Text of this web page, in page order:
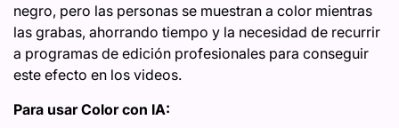
negro, pero las personas se muestran a color mientras
las grabas, ahorrando tiempo y la necesidad de recurrir
a programas de edición profesionales para conseguir
este efecto en los videos.
Para usar Color con IA: